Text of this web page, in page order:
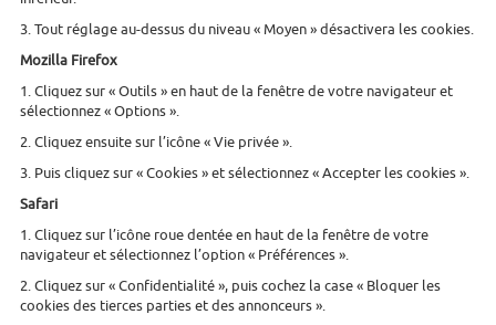
3. Tout réglage au-dessus du niveau « Moyen » désactivera les cookies.
Mozilla Firefox
1. Cliquez sur « Outils » en haut de la fenêtre de votre navigateur et
sélectionnez « Options ».
2. Cliquez ensuite sur l’icône « Vie privée ».
3. Puis cliquez sur « Cookies » et sélectionnez « Accepter les cookies ».
Safari
1. Cliquez sur l’icône roue dentée en haut de la fenêtre de votre
navigateur et sélectionnez l’option « Préférences ».
2. Cliquez sur « Confidentialité », puis cochez la case « Bloquer les
cookies des tierces parties et des annonceurs ».